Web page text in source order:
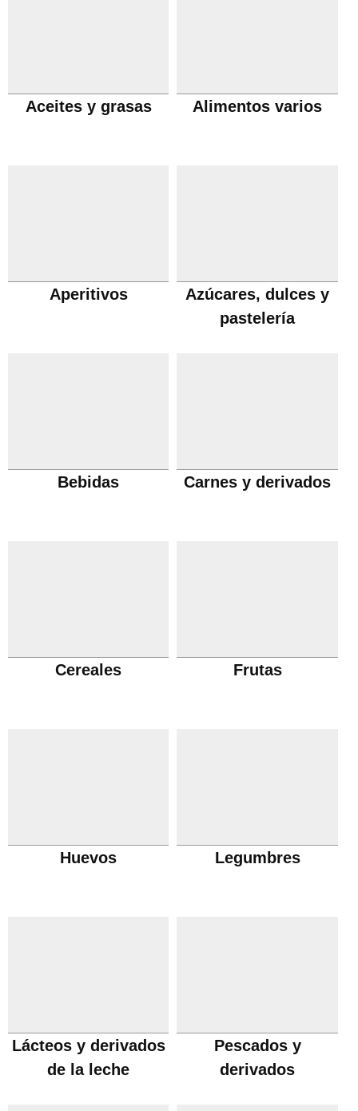
Aceites y grasas Alimentos varios
Aperitivos
Azúcares, dulces y
pastelería
Bebidas Carnes y derivados
Cereales Frutas
Huevos Legumbres
Lácteos y derivados
de la leche
Pescados y
derivados